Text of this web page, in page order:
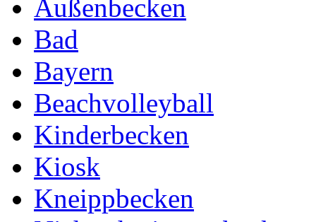
Außenbecken
Bad
Bayern
Beachvolleyball
Kinderbecken
Kiosk
Kneippbecken